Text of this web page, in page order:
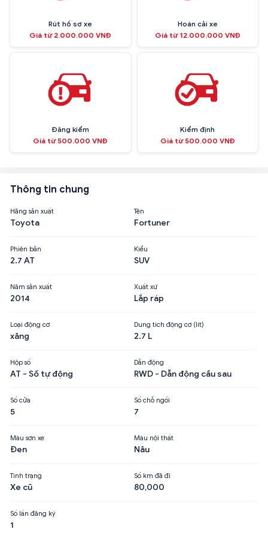
Rút hồ sơ xe
Giá từ 2.000.000 VNĐ
Hoán cải xe
Giá từ 12.000.000 VNĐ
Đăng kiểm
Giá từ 500.000 VNĐ
Kiểm định
Giá từ 500.000 VNĐ
Thông tin chung
Hãng sản xuất
Toyota
Tên
Fortuner
Phiên bản
2.7 AT
Kiểu
SUV
Năm sản xuất
2014
Xuất xứ
Lắp ráp
Loại động cơ
xăng
Dung tích động cơ (lít)
2.7 L
Hộp số
AT - Số tự động
Dẫn động
RWD - Dẫn động cầu sau
Số cửa
5
Số chỗ ngồi
7
Màu sơn xe
Đen
Màu nội thất
Nâu
Tình trạng
Xe cũ
Số km đã đi
80,000
Số lần đăng ký
1